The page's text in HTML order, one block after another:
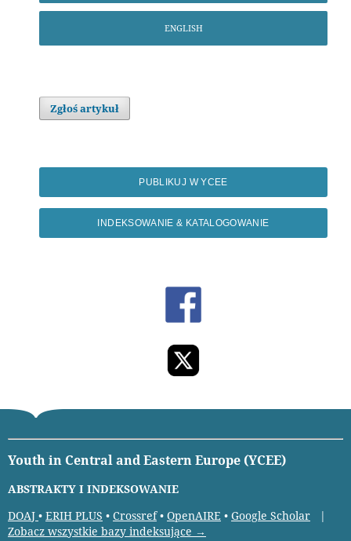
ENGLISH
Zgłoś artykuł
PUBLIKUJ W YCEE
INDEKSOWANIE & KATALOGOWANIE
Youth in Central and Eastern Europe (YCEE)
ABSTRAKTY I INDEKSOWANIE
DOAJ • ERIH PLUS • Crossref• OpenAIRE • Google Scholar |
Zobacz wszystkie bazy indeksujące →